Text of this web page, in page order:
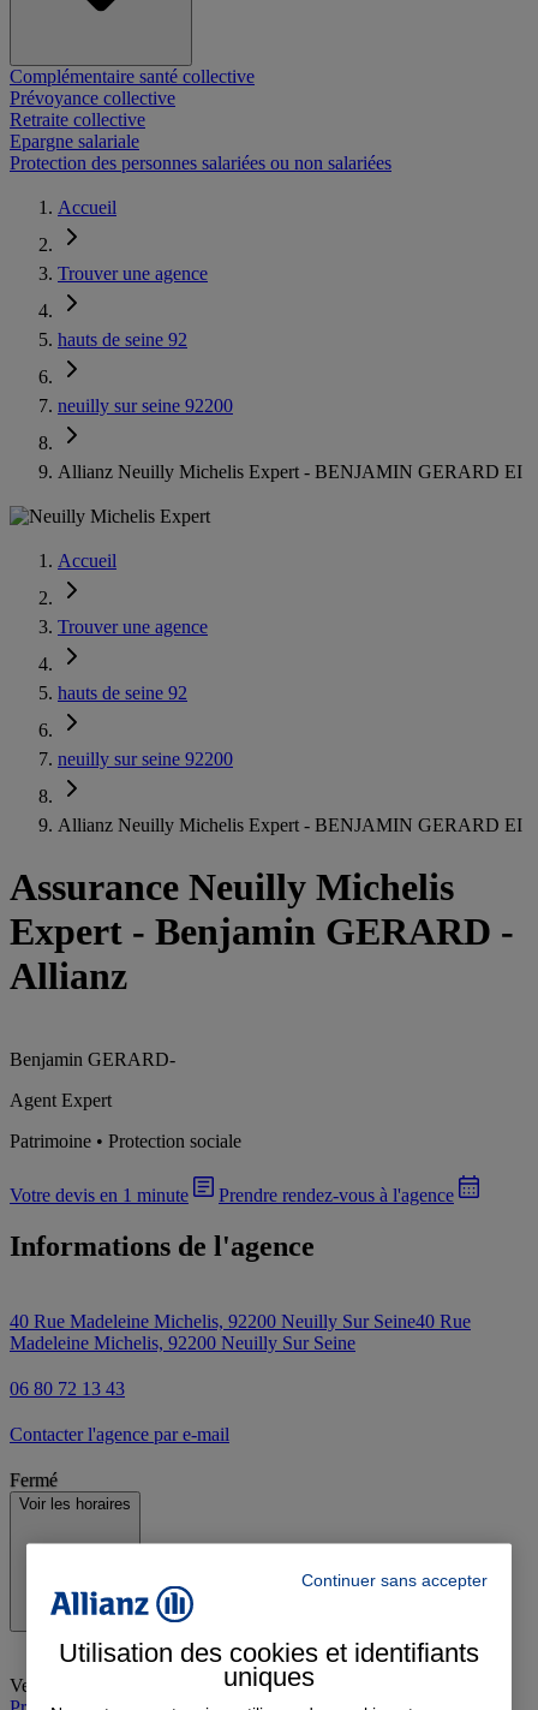
Complémentaire santé collective
Prévoyance collective
Retraite collective
Epargne salariale
Protection des personnes salariées ou non salariées
Accueil
Trouver une agence
hauts de seine 92
neuilly sur seine 92200
Allianz Neuilly Michelis Expert - BENJAMIN GERARD EI
Accueil
Trouver une agence
hauts de seine 92
neuilly sur seine 92200
Allianz Neuilly Michelis Expert - BENJAMIN GERARD EI
Assurance Neuilly Michelis
Expert - Benjamin GERARD -
Allianz
Benjamin GERARD-
Agent Expert
Patrimoine • Protection sociale
Votre devis en 1 minute Prendre rendez-vous à l'agence
Informations de l'agence
40 Rue Madeleine Michelis, 92200 Neuilly Sur Seine40 Rue
Madeleine Michelis, 92200 Neuilly Sur Seine
06 80 72 13 43
Contacter l'agence par e-mail
Fermé
Voir les horaires
Vendredi
09:00-12:00, 14:00-19:00
Continuer sans accepter
Utilisation des cookies et identifiants
uniques